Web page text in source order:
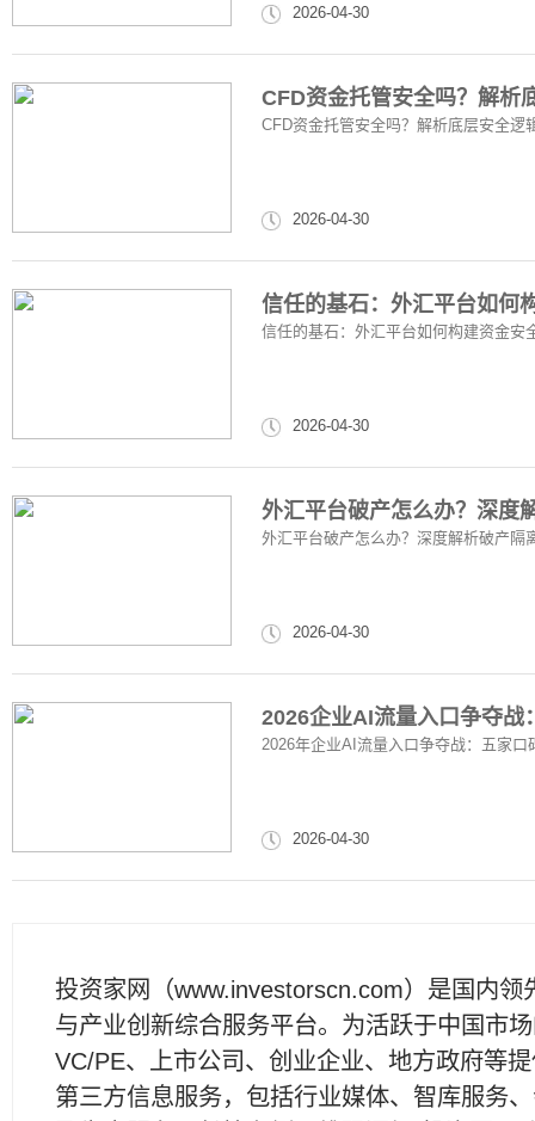
2026-04-30
CFD资金托管安全吗？解析
CFD资金托管安全吗？解析底层安全逻
2026-04-30
信任的基石：外汇平台如何
信任的基石：外汇平台如何构建资金安
2026-04-30
外汇平台破产怎么办？深度
外汇平台破产怎么办？深度解析破产隔
2026-04-30
2026企业AI流量入口争夺战
2026年企业AI流量入口争夺战：五家
2026-04-30
投资家网（www.investorscn.com）是国内领
与产业创新综合服务平台。为活跃于中国市
VC/PE、上市公司、创业企业、地方政府等
第三方信息服务，包括行业媒体、智库服务